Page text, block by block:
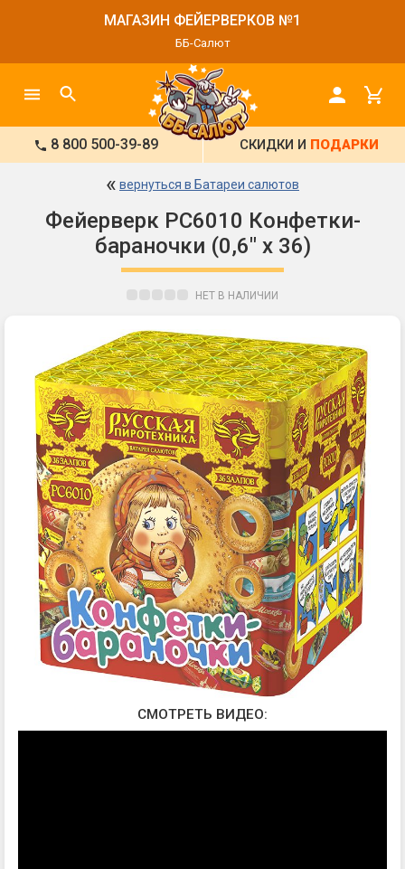
МАГАЗИН ФЕЙЕРВЕРКОВ №1
ББ-Салют
8 800 500-39-89 СКИДКИ И ПОДАРКИ
« вернуться в Батареи салютов
Фейерверк РС6010 Конфетки-
бараночки (0,6" х 36)
НЕТ В НАЛИЧИИ
СМОТРЕТЬ ВИДЕО: